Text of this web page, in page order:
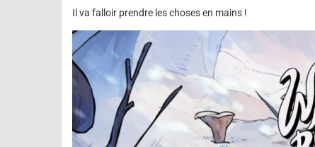
Il va falloir prendre les choses en mains !